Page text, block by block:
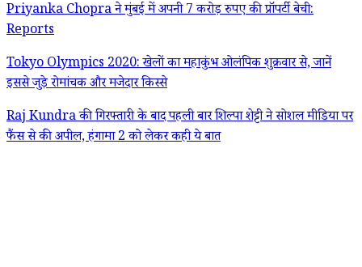
Priyanka Chopra ने मुंबई में अपनी 7 करोड़ रुपए की प्रॉपर्टी बेची:
Reports
Tokyo Olympics 2020: खेलों का महाकुंभ ओलंपिक शुक्रवार से, जानें
इससे जुड़े रोमांचक और मजेदार किस्से
Raj Kundra की गिरफ्तारी के बाद पहली बार शिल्पा शेट्टी ने सोशल मीडिया पर
फैंस से की अपील, हंगामा 2 को लेकर कही ये बात